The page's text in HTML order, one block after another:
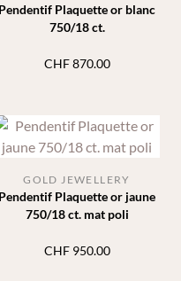
Pendentif Plaquette or blanc
750/18 ct.
CHF870.00
Pendentif Plaquette or jaune
750/18 ct. mat poli
GOLD JEWELLERY
CHF950.00